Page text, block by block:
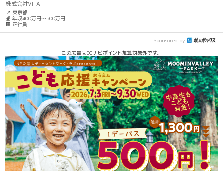
株式会社VITA
📍 東京都
💰 年収400万円～500万円
🏢 正社員
Sponsored by
この広告はECナビポイント加算対象外です。